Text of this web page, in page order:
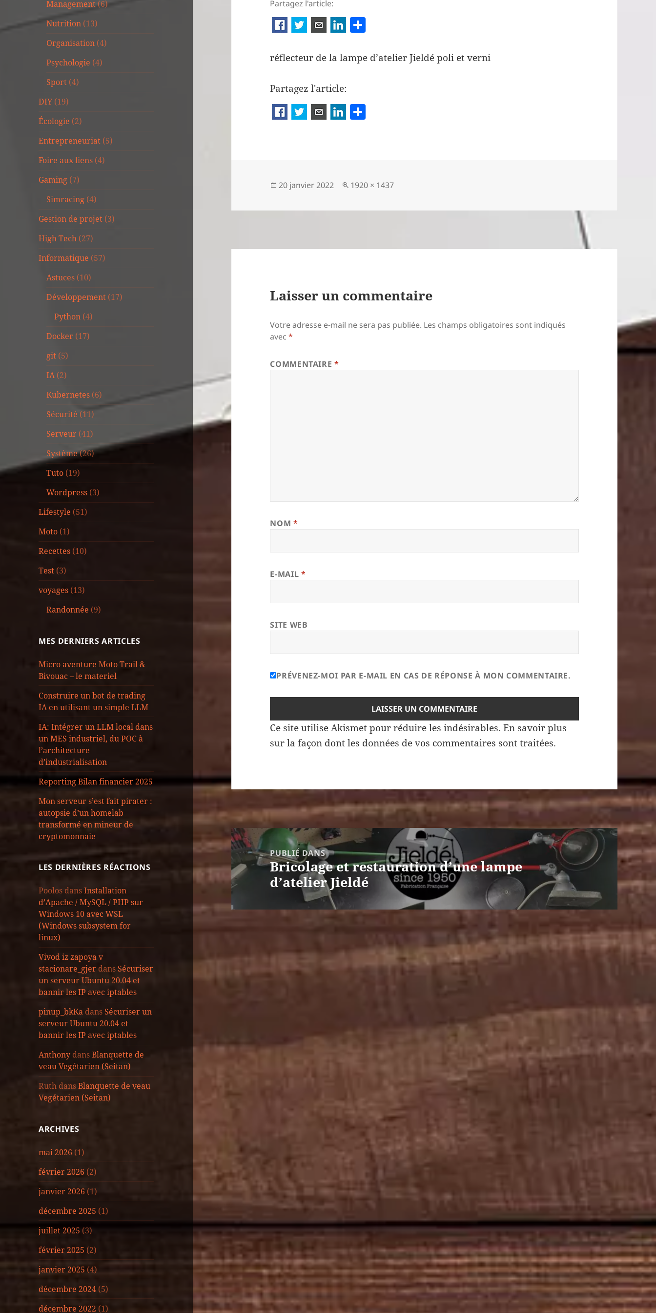
Management(6)
Nutrition (13)
Organisation (4)
Psychologie (4)
Sport (4)
DIY (19)
Écologie (2)
Entrepreneuriat (5)
Foire aux liens (4)
Gaming (7)
Simracing (4)
Gestion de projet (3)
High Tech (27)
Informatique (57)
Astuces (10)
Développement (17)
Python (4)
Docker (17)
git (5)
IA(2)
Kubernetes (6)
Sécurité (11)
Serveur (41)
Système(26)
Tuto (19)
Wordpress (3)
Lifestyle (51)
Moto (1)
Recettes (10)
Test (3)
voyages (13)
Randonnée (9)
MES DERNIERS ARTICLES
Micro aventure Moto Trail &
Bivouac – le materiel
Construire un bot de trading
IA en utilisant un simple LLM
IA: Intégrer un LLM local dans
un MES industriel, du POC à
l’architecture
d’industrialisation
Reporting Bilan financier 2025
Mon serveur s’est fait pirater :
autopsie d’un homelab
transformé en mineur de
cryptomonnaie
LES DERNIÈRES RÉACTIONS
Poolos dansInstallation
d’Apache / MySQL / PHP sur
Windows 10 avec WSL
(Windows subsystem for
linux)
Vivod iz zapoya v
stacionare_gjer dansSécuriser
un serveur Ubuntu 20.04 et
bannir les IP avec iptables
pinup_bkKa dans Sécuriser un
serveur Ubuntu 20.04 et
bannir les IP avec iptables
Anthony dansBlanquette de
veau Vegétarien (Seitan)
Ruth dansBlanquette de veau
Vegétarien (Seitan)
ARCHIVES
mai 2026 (1)
février 2026 (2)
janvier 2026 (1)
décembre 2025 (1)
juillet 2025 (3)
février 2025 (2)
janvier 2025 (4)
décembre 2024 (5)
décembre 2022 (1)
Partagez l'article:
ta
réflecteur de la lampe d’atelier Jieldé poli et verni
Partagez l'article:
er
Publié
20 janvier 2022
Taille
1920 × 1437
Laisser un commentaire
Votre adresse e-mail ne sera pas publiée. Les champs obligatoires sont indiqués
avec*
COMMENTAIRE*
NOM *
E-MAIL *
SITE WEB
PRÉVENEZ-MOI PAR E-MAIL EN CAS DE RÉPONSE À MON COMMENTAIRE.
Ce site utilise Akismet pour réduire les indésirables.En savoir plus
sur la façon dont les données de vos commentaires sont traitées.
Navigation
de
l’article
PUBLIÉ DANS
Bricolage et restauration d’une lampe
d’atelier Jieldé